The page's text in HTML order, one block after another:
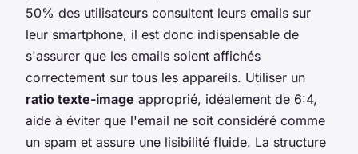
50% des utilisateurs consultent leurs emails sur
leur smartphone, il est donc indispensable de
s'assurer que les emails soient affichés
correctement sur tous les appareils. Utiliser un
ratio texte-image approprié, idéalement de 6:4,
aide à éviter que l'email ne soit considéré comme
un spam et assure une lisibilité fluide. La structure